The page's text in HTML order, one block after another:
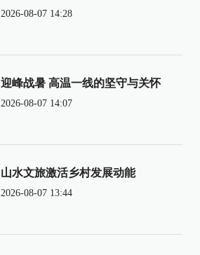
2026-08-07 14:28
迎峰战暑 高温一线的坚守与关怀
2026-08-07 14:07
山水文旅激活乡村发展动能
2026-08-07 13:44